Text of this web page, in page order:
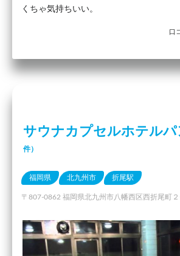
くちゃ気持ちいい。
口
サウナカプセルホテルパ
件）
福岡県 北九州市 折尾駅
〒807-0862 福岡県北九州市八幡西区西折尾町２